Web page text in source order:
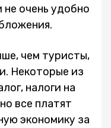
очень удобно
чем туристы,
Некоторые из
налоги на
все платят
экономику за